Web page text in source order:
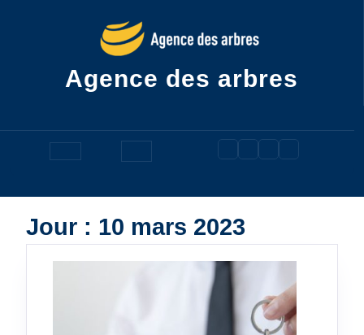
Agence des arbres
Open
Button
Jour : 10 mars 2023